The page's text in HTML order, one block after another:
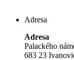
Adresa
Adresa
Palackého
683 23